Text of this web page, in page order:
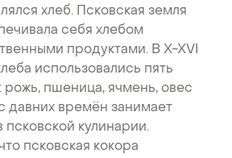
хлеб. Псковская земля
себя хлебом
продуктами. В X-XVI
использовались пять
рожь, пшеница, ячмень, овес
давних времён занимает
кулинарии.
псковская кокора